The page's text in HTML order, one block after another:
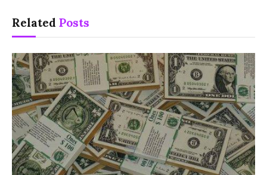
Related Posts